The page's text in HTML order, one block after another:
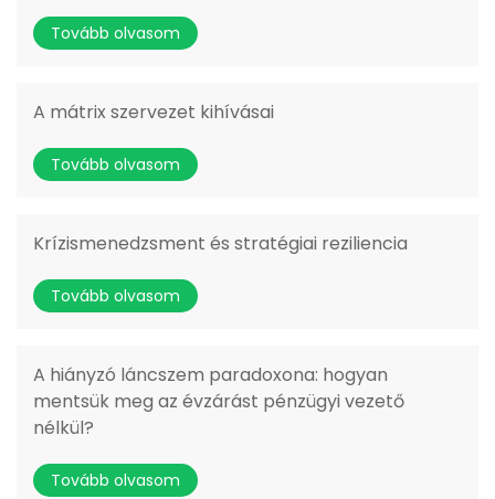
Tovább olvasom
A mátrix szervezet kihívásai
Tovább olvasom
Krízismenedzsment és stratégiai reziliencia
Tovább olvasom
A hiányzó láncszem paradoxona: hogyan
mentsük meg az évzárást pénzügyi vezető
nélkül?
Tovább olvasom